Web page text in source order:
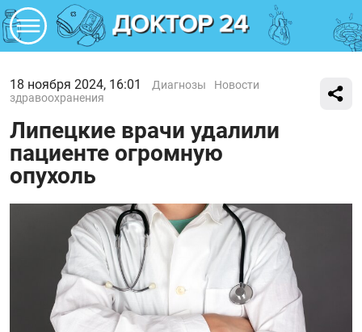
18 ноября 2024, 16:01 Диагнозы
Новости
здравоохранения
Липецкие врачи удалили
пациенте огромную
опухоль